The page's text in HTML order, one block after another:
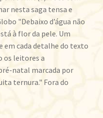
nesta saga tensa e
"Debaixo d’água não
à flor da pele. Um
em cada detalhe do texto
os leitores a
natal marcada por
ternura." Fora do